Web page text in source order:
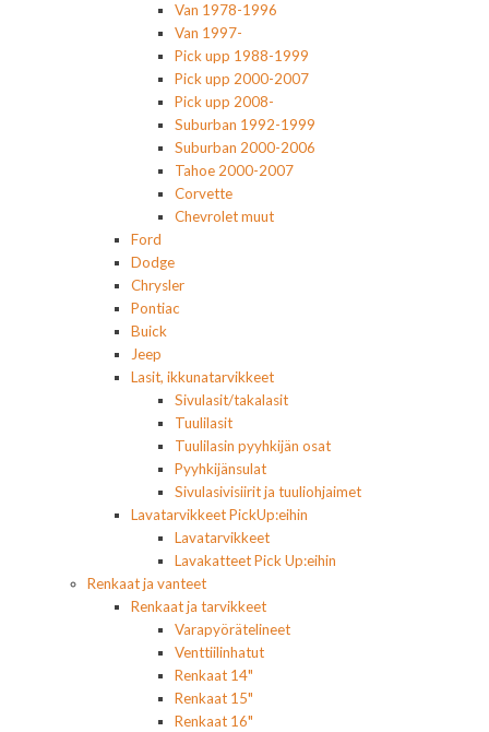
Van 1978-1996
Van 1997-
Pick upp 1988-1999
Pick upp 2000-2007
Pick upp 2008-
Suburban 1992-1999
Suburban 2000-2006
Tahoe 2000-2007
Corvette
Chevrolet muut
Ford
Dodge
Chrysler
Pontiac
Buick
Jeep
Lasit, ikkunatarvikkeet
Sivulasit/takalasit
Tuulilasit
Tuulilasin pyyhkijän osat
Pyyhkijänsulat
Sivulasivisiirit ja tuuliohjaimet
Lavatarvikkeet PickUp:eihin
Lavatarvikkeet
Lavakatteet Pick Up:eihin
Renkaat ja vanteet
Renkaat ja tarvikkeet
Varapyörätelineet
Venttiilinhatut
Renkaat 14"
Renkaat 15"
Renkaat 16"